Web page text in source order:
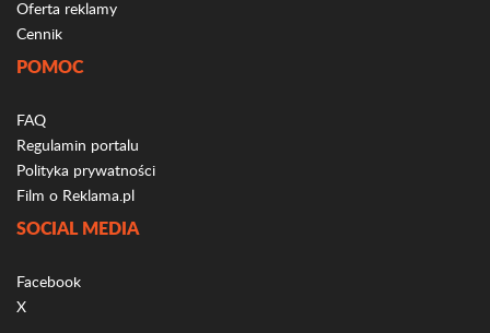
Oferta reklamy
Cennik
POMOC
FAQ
Regulamin portalu
Polityka prywatności
Film o Reklama.pl
SOCIAL MEDIA
Facebook
X